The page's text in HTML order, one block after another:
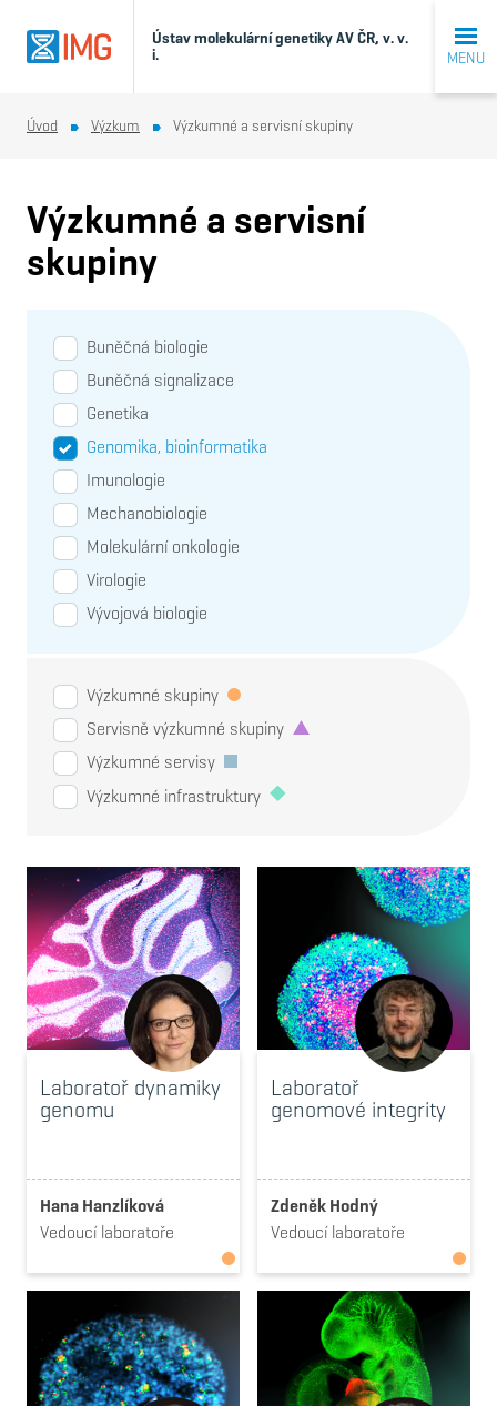
Ústav molekulární genetiky AV ČR, v. v.
i.
MENU
Úvod Výzkum Výzkumné a servisní skupiny
Výzkumné a servisní
skupiny
Buněčná biologie
Buněčná signalizace
Genetika
Genomika, bioinformatika
Imunologie
Mechanobiologie
Molekulární onkologie
Virologie
Vývojová biologie
Výzkumné skupiny
Servisně výzkumné skupiny
Výzkumné servisy
Výzkumné infrastruktury
Laboratoř dynamiky
genomu
Hana Hanzlíková
Vedoucí laboratoře
Laboratoř
genomové integrity
Zdeněk Hodný
Vedoucí laboratoře